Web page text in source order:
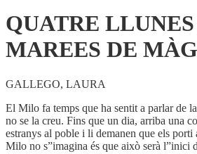
QUATRE LLUNES
MAREES DE
GALLEGO, LAURA
El Milo fa temps que ha sentit a parlar de
no se la creu. Fins que un dia, arriba una
estranys al poble i li demanen que els porti
Milo no s”imagina és que això serà l”inici